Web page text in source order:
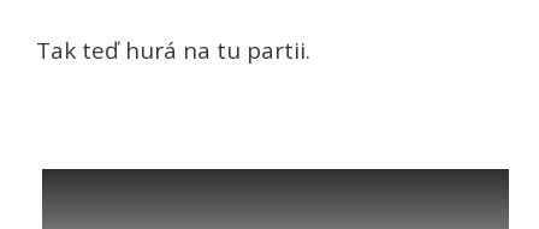
Tak teď hurá na tu partii.